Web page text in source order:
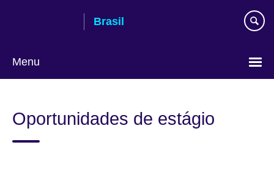
Brasil
Menu
language
Oportunidades de estágio